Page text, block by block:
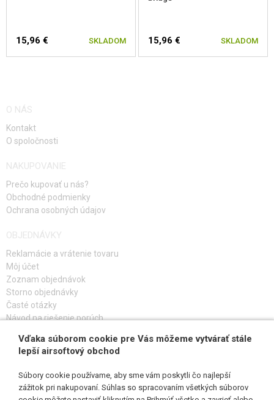
15,96 € SKLADOM 15,96 € SKLADOM
O NÁS
Kontakt
O spoločnosti
NAKUPOVANIE
Prečo kupovať u nás?
Obchodné podmienky
Ochrana osobných údajov
OBJEDNÁVKY
Reklamácie a vrátenie tovaru
Môj účet
Zoznam objednávok
Storno objednávky
Časté otázky
Návod na riešenie porúch
PRIHLÁS SA K ODBERU
Vďaka súborom cookie pre Vás môžeme vytvárať stále
lepší airsoftový obchod
Súbory cookie používame, aby sme vám poskytli čo najlepší
zážitok pri nakupovaní. Súhlas so spracovaním všetkých súborov